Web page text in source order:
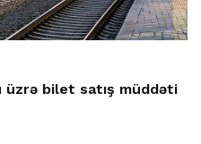
üzrə bilet satış müddəti